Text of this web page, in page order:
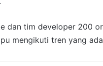
dan tim developer 200
mengikuti tren yang